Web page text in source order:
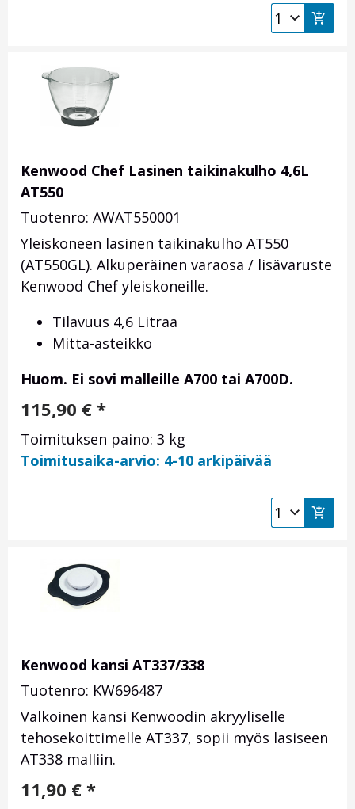
Kenwood Chef Lasinen taikinakulho 4,6L
AT550
Tuotenro: AWAT550001
Yleiskoneen lasinen taikinakulho AT550
(AT550GL). Alkuperäinen varaosa / lisävaruste
Kenwood Chef yleiskoneille.
Tilavuus 4,6 Litraa
Mitta-asteikko
Huom. Ei sovi malleille A700 tai A700D.
115,90 € *
Toimituksen paino: 3 kg
Toimitusaika-arvio: 4-10 arkipäivää
Kenwood kansi AT337/338
Tuotenro: KW696487
Valkoinen kansi Kenwoodin akryyliselle
tehosekoittimelle AT337, sopii myös lasiseen
AT338 malliin.
11,90 € *